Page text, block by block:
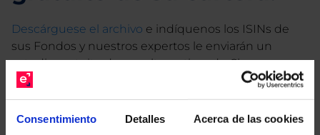
Consentimiento Detalles Acerca de las cookies
Descárguese el archivo e indíquenos los ISINs de
sus Fondos y nuestros expertos le enviarán un
estudio gratuito de sus alternativas de Clases
Limpias con las que podrá ahorrar en sus costes.